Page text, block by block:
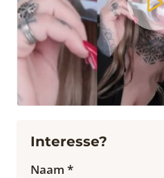
Interesse?
Naam *